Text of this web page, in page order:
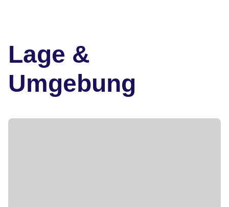
Lage &
Umgebung